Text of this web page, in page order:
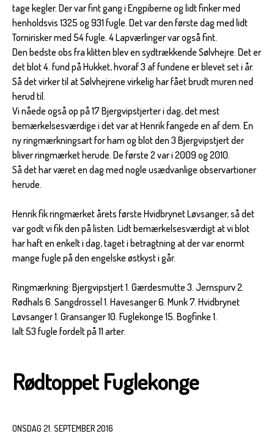
tage kegler. Der var fint gang i Engpiberne og lidt finker med
henholdsvis 1325 og 931 fugle. Det var den første dag med lidt
Tornirisker med 54 fugle. 4 Lapværlinger var også fint.
Den bedste obs fra klitten blev en sydtrækkende Sølvhejre. Det er
det blot 4. fund på Hukket, hvoraf 3 af fundene er blevet set i år.
Så det virker til at Sølvhejrene virkelig har fået brudt muren ned
herud til.
Vi nåede også op på 17 Bjergvipstjerter i dag, det mest
bemærkelsesværdige i det var at Henrik fangede en af dem. En
ny ringmærkningsart for ham og blot den 3 Bjergvipstjert der
bliver ringmærket herude. De første 2 var i 2009 og 2010.
Så det har været en dag med nogle usædvanlige observartioner
herude.
Henrik fik ringmærket årets første Hvidbrynet Løvsanger, så det
var godt vi fik den på listen. Lidt bemærkelsesværdigt at vi blot
har haft en enkelt i dag, taget i betragtning at der var enormt
mange fugle på den engelske østkyst i går.
Ringmærkning: Bjergvipstjert 1. Gærdesmutte 3. Jernspurv 2.
Rødhals 6. Sangdrossel 1. Havesanger 6. Munk 7. Hvidbrynet
Løvsanger 1. Gransanger 10. Fuglekonge 15. Bogfinke 1.
Ialt 53 fugle fordelt på 11 arter.
Rødtoppet Fuglekonge
ONSDAG 21. SEPTEMBER 2016